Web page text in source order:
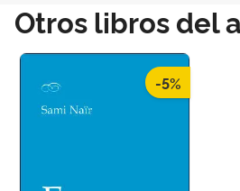
Otros libros del
-5%